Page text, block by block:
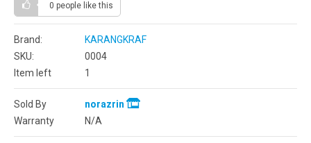
0 people like this
Brand:
KARANGKRAF
SKU:
0004
Item left
1
Sold By
norazrin
Warranty
N/A